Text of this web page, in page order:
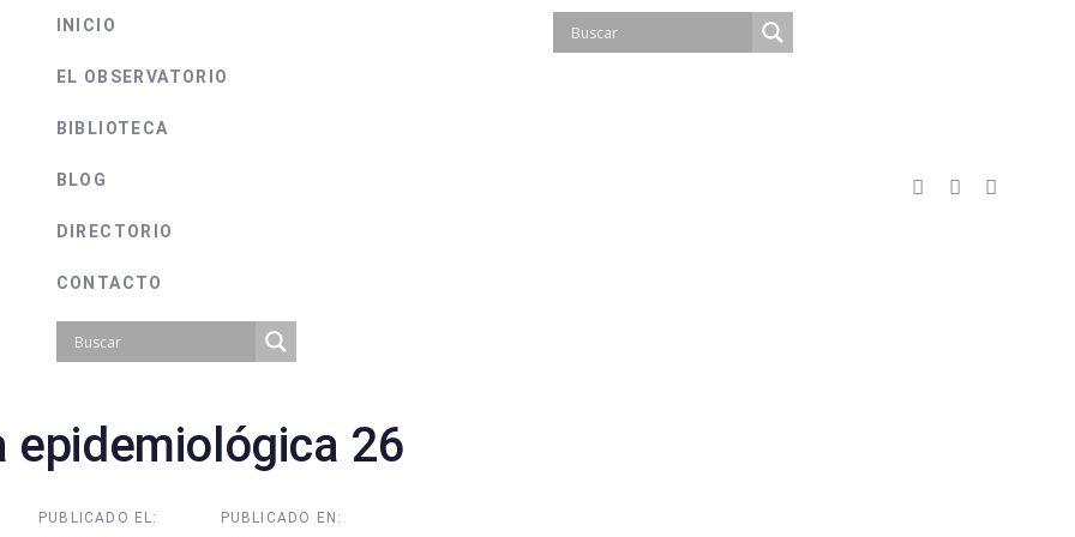
INICIO
EL OBSERVATORIO
BIBLIOTECA
BLOG
DIRECTORIO
CONTACTO
epidemiológica 26
PUBLICADO EL: PUBLICADO EN: